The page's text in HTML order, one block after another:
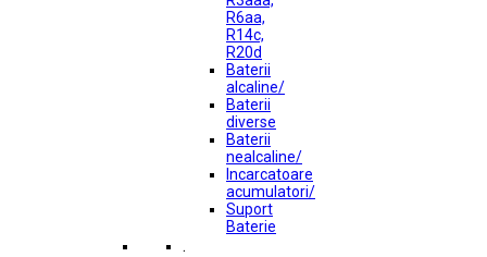
R6aa,
R14c,
R20d
Baterii
alcaline/
Baterii
diverse
Baterii
nealcaline/
Incarcatoare
acumulatori/
Suport
Baterie
.